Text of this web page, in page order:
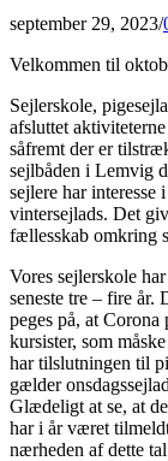
september 29, 2023/
Velkommen til
Sejlerskole,
afsluttet
såfremt der er
sejlbåden i Lemvig
sejlere har
vintersejlads. Det
fællesskab omkring
Vores sejlerskole
seneste tre – fire år.
peges på, at
kursister, som
har tilslutningen til
gælder
Glædeligt at se, at
har i år været
nærheden af dette